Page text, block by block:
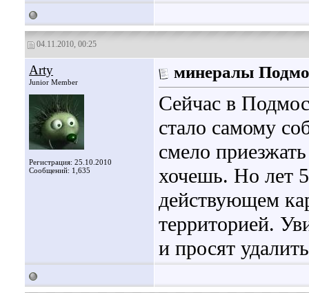
04.11.2010, 00:25
Arty
Junior Member
Регистрация: 25.10.2010
Сообщений: 1,635
минералы
Сейчас в
стало самому
смело
хочешь. Но лет
действующем
территорией.
и просят